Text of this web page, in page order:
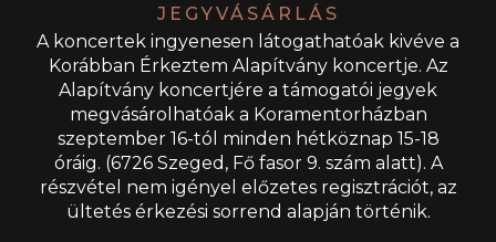
JEGYVÁSÁRLÁS
A koncertek ingyenesen látogathatóak kivéve a
Korábban Érkeztem Alapítvány koncertje. Az
Alapítvány koncertjére a támogatói jegyek
megvásárolhatóak a Koramentorházban
szeptember 16-tól minden hétköznap 15-18
óráig. (6726 Szeged, Fő fasor 9. szám alatt). A
részvétel nem igényel előzetes regisztrációt, az
ültetés érkezési sorrend alapján történik.